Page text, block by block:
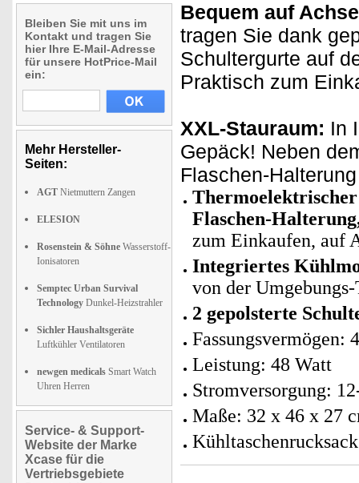
Bleiben Sie mit uns im
Kontakt und tragen Sie
hier Ihre E-Mail-Adresse
für unsere HotPrice-Mail
ein:
Mehr Hersteller-
Seiten:
AGT Nietmuttern Zangen
ELESION
Rosenstein & Söhne Wasserstoff-
Ionisatoren
Semptec Urban Survival
Technology Dunkel-Heizstrahler
Sichler Haushaltsgeräte
Luftkühler Ventilatoren
newgen medicals Smart Watch
Uhren Herren
Service- & Support-
Website der Marke
Xcase für die
Vertriebsgebiete
Bequem auf
tragen Sie dank
Schultergurte auf
Praktisch zum
XXL-Stauraum: In
Gepäck! Neben
Flaschen-
Flaschen-
zum Einkaufen, auf
Integriertes
von der
2 gepolsterte
Fassungsvermögen:
Leistung: 48 Watt
Stromversorgung:
Maße: 32 x 46 x 27